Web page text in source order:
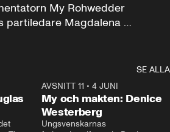
My Rohwedder
partiledare Magdalena
SE ALLA
AVSNITT 11 • 4 JUNI
My och makten: Denice
Westerberg
Ungsvenskarnas